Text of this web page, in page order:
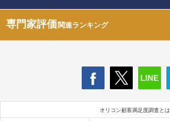
専門家評価関連ランキング
オリコン顧客満足度調査とは